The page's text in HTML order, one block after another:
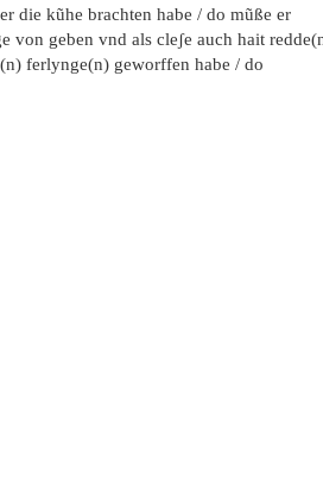
die kũhe brachten habe / do mũße er
von geben vnd als cleʃe auch hait
ferlynge(n) geworffen habe / do